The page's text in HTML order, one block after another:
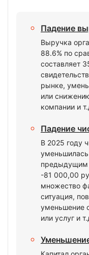
Падение
Выручка
88.6% по
составляет
рынке,
или
компании и
Падение
В 2025 году
предыдущим
-81 000,00
множество
ситуация,
уменьшение
или услуг и